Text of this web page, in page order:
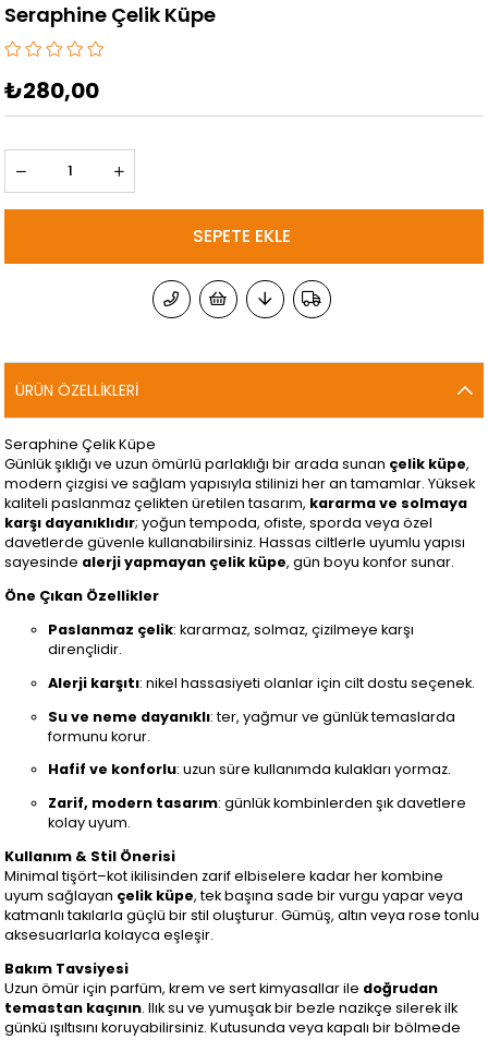
Seraphine Çelik Küpe
₺280,00
ÜRÜN ÖZELLIKLERI
Seraphine Çelik Küpe
Günlük şıklığı ve uzun ömürlü parlaklığı bir arada sunan çelik küpe,
modern çizgisi ve sağlam yapısıyla stilinizi her an tamamlar. Yüksek
kaliteli paslanmaz çelikten üretilen tasarım, kararma ve solmaya
karşı dayanıklıdır; yoğun tempoda, ofiste, sporda veya özel
davetlerde güvenle kullanabilirsiniz. Hassas ciltlerle uyumlu yapısı
sayesinde alerji yapmayan çelik küpe, gün boyu konfor sunar.
Öne Çıkan Özellikler
Paslanmaz çelik: kararmaz, solmaz, çizilmeye karşı
dirençlidir.
Alerji karşıtı: nikel hassasiyeti olanlar için cilt dostu seçenek.
Su ve neme dayanıklı: ter, yağmur ve günlük temaslarda
formunu korur.
Hafif ve konforlu: uzun süre kullanımda kulakları yormaz.
Zarif, modern tasarım: günlük kombinlerden şık davetlere
kolay uyum.
Kullanım & Stil Önerisi
Minimal tişört–kot ikilisinden zarif elbiselere kadar her kombine
uyum sağlayan çelik küpe, tek başına sade bir vurgu yapar veya
katmanlı takılarla güçlü bir stil oluşturur. Gümüş, altın veya rose tonlu
aksesuarlarla kolayca eşleşir.
Bakım Tavsiyesi
Uzun ömür için parfüm, krem ve sert kimyasallar ile doğrudan
temastan kaçının. Ilık su ve yumuşak bir bezle nazikçe silerek ilk
günkü ışıltısını koruyabilirsiniz. Kutusunda veya kapalı bir bölmede